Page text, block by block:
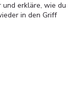
und erkläre, wie du
in den Griff